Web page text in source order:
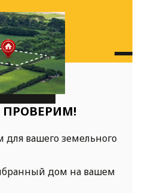
вашего земельного
дом на вашем